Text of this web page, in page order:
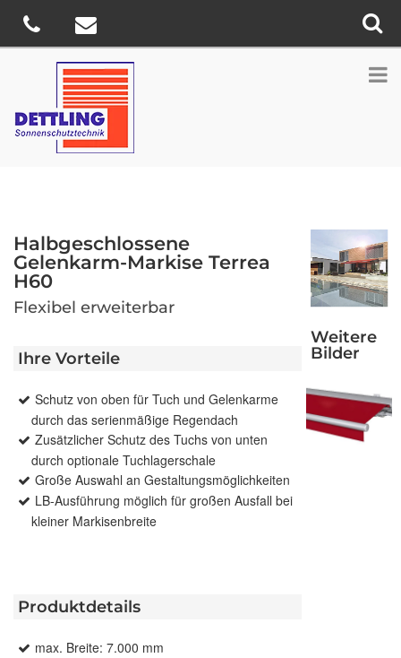
Halbgeschlossene
Gelenkarm-Markise Terrea
H60
Flexibel erweiterbar
Ihre Vorteile
Schutz von oben für Tuch und Gelenkarme
durch das serienmäßige Regendach
Zusätzlicher Schutz des Tuchs von unten
durch optionale Tuchlagerschale
Große Auswahl an Gestaltungsmöglichkeiten
LB-Ausführung möglich für großen Ausfall bei
kleiner Markisenbreite
Produktdetails
max. Breite: 7.000 mm
Weitere
Bilder